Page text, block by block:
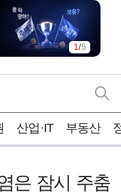
1/5
산업·IT 부동산
은 잠시 주춤